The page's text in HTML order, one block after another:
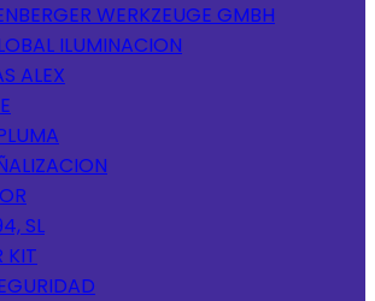
WERKZEUGE GMBH
ILUMINACION
ALEX
SL
KIT